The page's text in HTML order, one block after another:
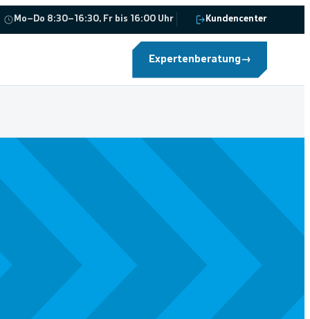
Mo–Do 8:30–16:30, Fr bis 16:00 Uhr Kundencenter
Expertenberatung→